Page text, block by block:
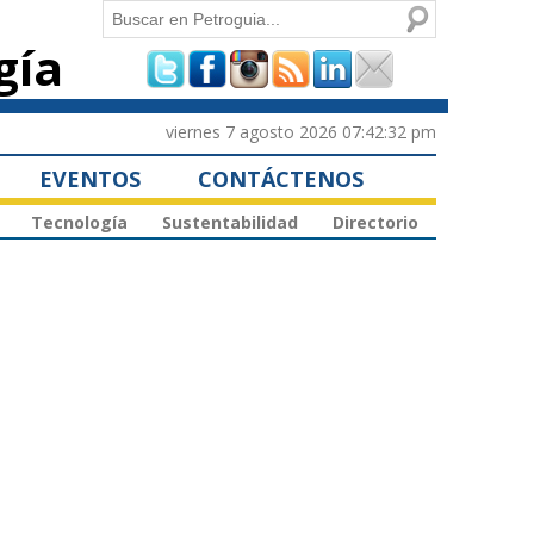
Formulario de
búsqueda
Buscar
viernes 7 agosto 2026 07:42:32 pm
EVENTOS CONTÁCTENOS
Tecnología Sustentabilidad Directorio